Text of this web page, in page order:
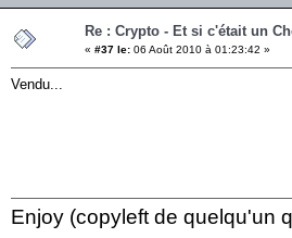
Re : Crypto - Et si c'était un
« #37 le: 06 Août 2010 à 01:23:42 »
Vendu...
Enjoy (copyleft de quelqu'un